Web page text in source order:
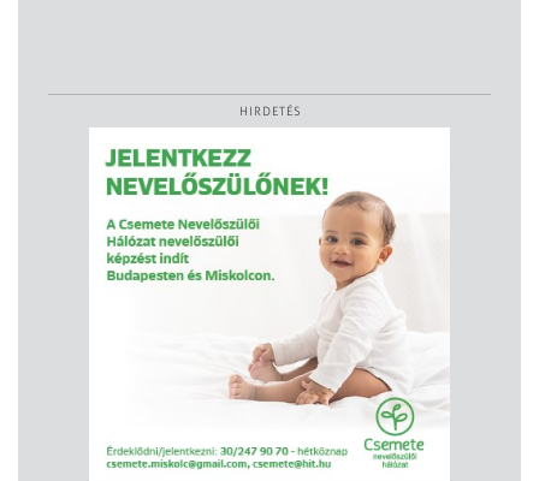
HIRDETÉS